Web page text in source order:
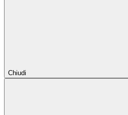
Chiudi